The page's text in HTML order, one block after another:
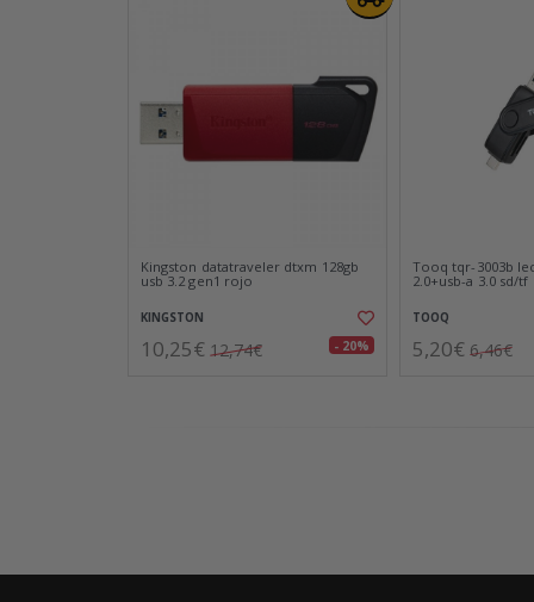
Kingston datatraveler dtxm 128gb
usb 3.2 gen1 rojo
KINGSTON
10,25€ 12,74€ - 20%
Tooq tqr-3003b
2.0+usb-a 3.0 sd/tf
TOOQ
5,20€ 6,46€